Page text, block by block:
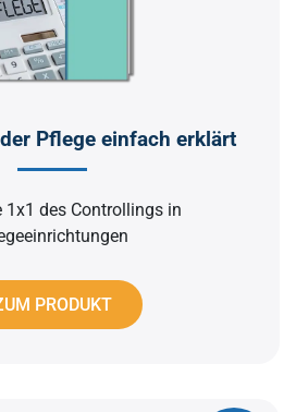
Pflege einfach erklärt
1x1 des Controllings in
PRODUKT